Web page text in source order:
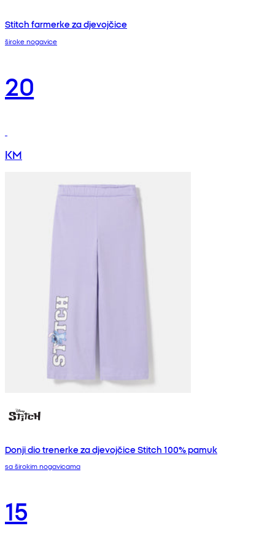
Stitch farmerke za djevojčice
široke nogavice
20
KM
Donji dio trenerke za djevojčice Stitch 100% pamuk
sa širokim nogavicama
15